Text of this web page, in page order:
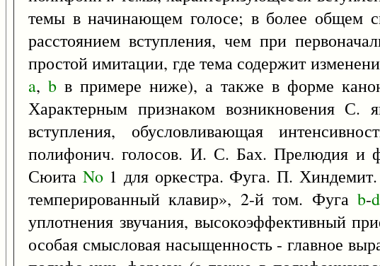
темы в начинающем голосе; в более общем
расстоянием вступления, чем при
простой имитации, где тема содержит
a, b в примере ниже), а также в форме
Характерным признаком возникновения С.
вступления, обусловливающая
полифонич. голосов. И. С. Бах. Прелюдия и
Сюита No1 для оркестра. Фуга. П.
темперированный клавир», 2-й том. Фугаb-
уплотнения звучания, высокоэффективный
особая смысловая насыщенность - главное